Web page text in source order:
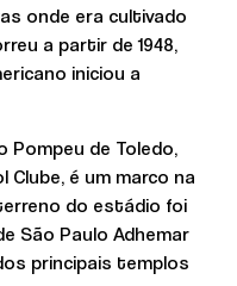
onde era cultivado
a partir de 1948,
iniciou a
de Toledo,
é um marco na
do estádio foi
São Paulo Adhemar
principais templos